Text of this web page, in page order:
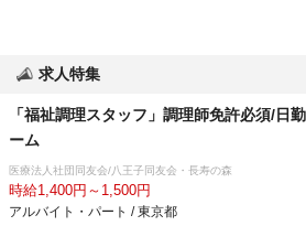
求人特集
「福祉調理スタッフ」調理師免許必須/日
ーム
医療法人社団同友会/八王子同友会・長寿の森
時給1,400円～1,500円
アルバイト・パート / 東京都